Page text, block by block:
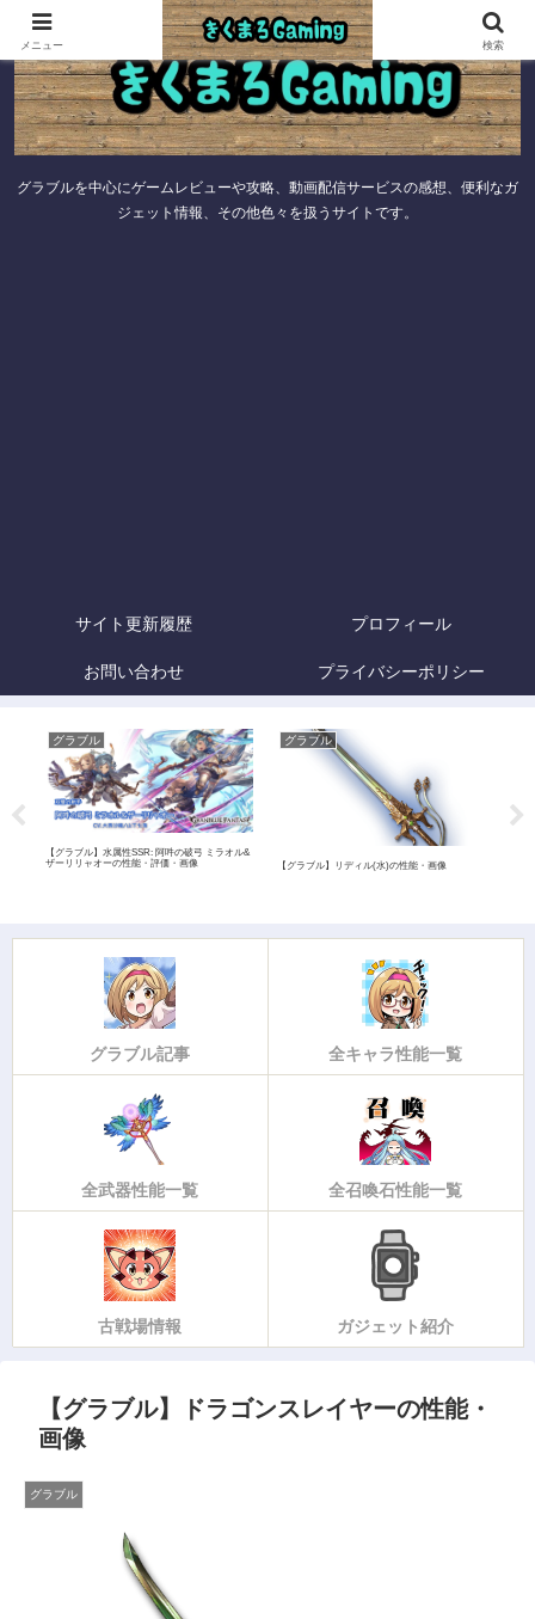
グラブルを中心にゲームレビューや攻略、動画配信サービスの感想、便利なガ
ジェット情報、その他色々を扱うサイトです。
サイト更新履歴 プロフィール
お問い合わせ プライバシーポリシー
グラブル
【グラブル】水属性SSR: 阿吽の破弓 ミラオル&
ザーリリャオーの性能・評価・画像
グラブル
【グラブル】リディル(水)の性能・画像
グラブル記事 全キャラ性能一覧
全武器性能一覧 全召喚石性能一覧
古戦場情報 ガジェット紹介
【グラブル】ドラゴンスレイヤーの性能・
画像
グラブル
メニュー 検索